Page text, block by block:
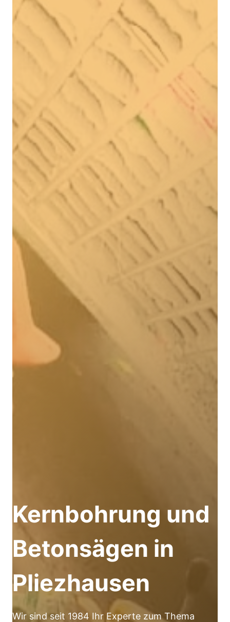
Kernbohrung und
Betonsägen in
Pliezhausen
Wir sind seit 1984 Ihr Experte zum Thema